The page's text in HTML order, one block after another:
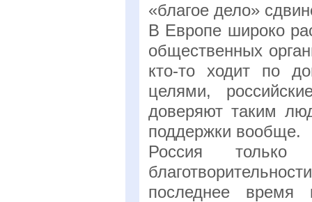
«благое дело»
В Европе широко
общественных
кто-то ходит по
целями,
доверяют таким
поддержки вообще.
Россия
последнее